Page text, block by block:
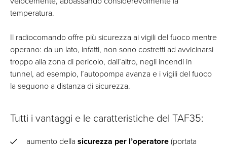
temperatura.
Il radiocomando offre più sicurezza ai vigili del fuoco mentre
operano: da un lato, infatti, non sono costretti ad avvicinarsi
troppo alla zona di pericolo, dall’altro, negli incendi in
tunnel, ad esempio, l’autopompa avanza e i vigili del fuoco
la seguono a distanza di sicurezza.
Tutti i vantaggi e le caratteristiche del TAF35:
aumento della sicurezza per l’operatore (portata